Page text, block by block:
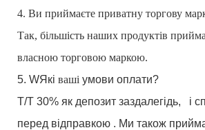
4. Ви приймаєте приватну торгову
Так, більшість наших продуктів
власною торговою маркою.
5. WЯкі ваші умови оплати?
T/T 30% як депозит заздалегідь,
і
перед відправкою . Ми також